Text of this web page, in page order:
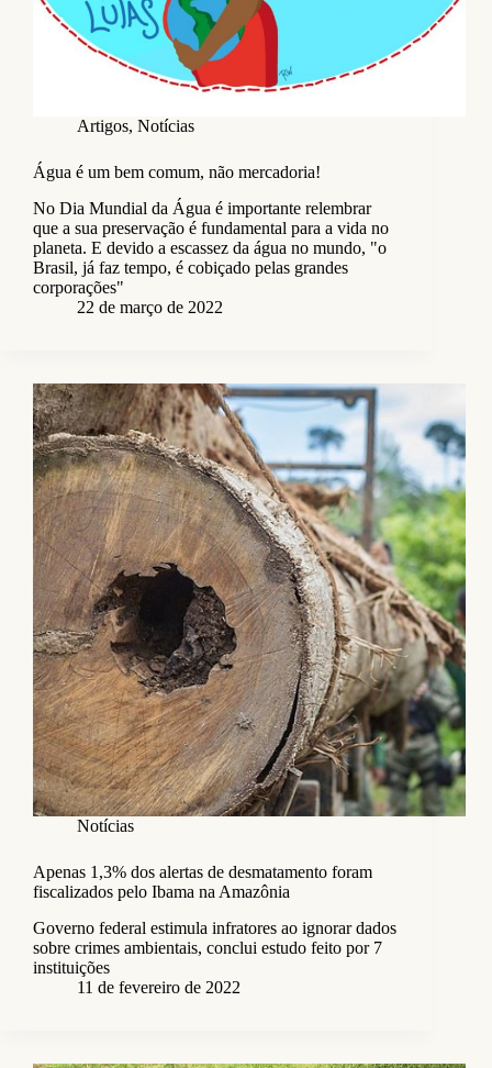
Artigos, Notícias
Água é um bem comum, não mercadoria!
No Dia Mundial da Água é importante relembrar
que a sua preservação é fundamental para a vida no
planeta. E devido a escassez da água no mundo, "o
Brasil, já faz tempo, é cobiçado pelas grandes
corporações"
22 de março de 2022
Notícias
Apenas 1,3% dos alertas de desmatamento foram
fiscalizados pelo Ibama na Amazônia
Governo federal estimula infratores ao ignorar dados
sobre crimes ambientais, conclui estudo feito por 7
instituições
11 de fevereiro de 2022